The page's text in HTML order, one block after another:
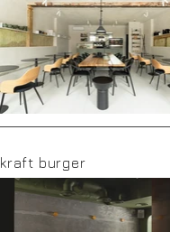
kraft burger